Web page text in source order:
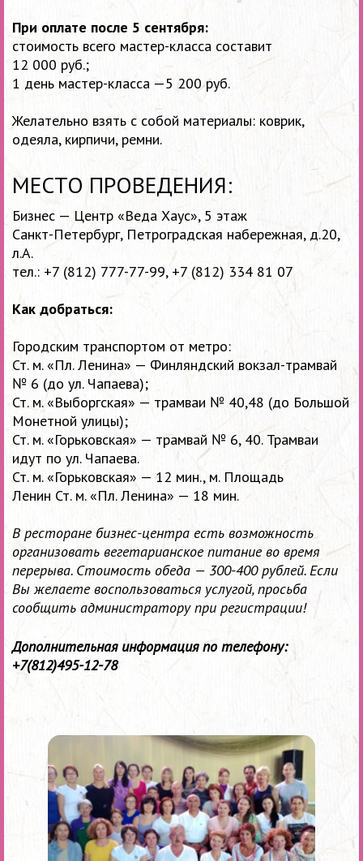
При оплате после 5 сентября:
стоимость всего мастер-класса составит
12 000 руб.;
1 день мастер-класса —5 200 руб.
Желательно взять с собой материалы: коврик,
одеяла, кирпичи, ремни.
МЕСТО ПРОВЕДЕНИЯ:
Бизнес — Центр «Веда Хаус», 5 этаж
Санкт-Петербург, Петроградская набережная, д.20,
л.А.
тел.: +7 (812) 777-77-99,+7 (812) 334 81 07
Как добраться:
Городским транспортом от метро:
Ст. м. «Пл. Ленина» — Финляндский вокзал-трамвай
№ 6 (до ул. Чапаева);
Ст. м. «Выборгская» — трамваи № 40,48 (до Большой
Монетной улицы);
Ст. м. «Горьковская» — трамвай № 6, 40. Трамваи
идут по ул. Чапаева.
Ст. м. «Горьковская» — 12 мин., м. Площадь
Ленин Ст. м. «Пл. Ленина» — 18 мин.
В ресторане бизнес-центра есть возможность
организовать вегетарианское питание во время
перерыва. Стоимость обеда — 300-400 рублей.Если
Вы желаете воспользоваться услугой, просьба
сообщить администратору при регистрации!
Дополнительная информация по телефону:
+7(812)495-12-78